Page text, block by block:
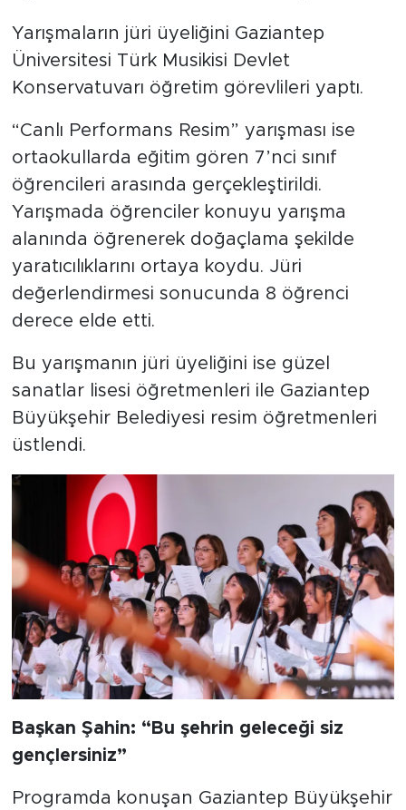
Yarışmaların jüri üyeliğini Gaziantep
Üniversitesi Türk Musikisi Devlet
Konservatuvarı öğretim görevlileri yaptı.
“Canlı Performans Resim” yarışması ise
ortaokullarda eğitim gören 7’nci sınıf
öğrencileri arasında gerçekleştirildi.
Yarışmada öğrenciler konuyu yarışma
alanında öğrenerek doğaçlama şekilde
yaratıcılıklarını ortaya koydu. Jüri
değerlendirmesi sonucunda 8 öğrenci
derece elde etti.
Bu yarışmanın jüri üyeliğini ise güzel
sanatlar lisesi öğretmenleri ile Gaziantep
Büyükşehir Belediyesi resim öğretmenleri
üstlendi.
Başkan Şahin: “Bu şehrin geleceği siz
gençlersiniz”
Programda konuşan Gaziantep Büyükşehir